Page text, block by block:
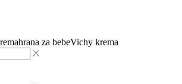
hrana za bebeVichy krema